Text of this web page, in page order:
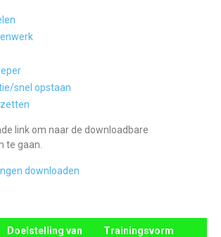
snel opstaan
link om naar de downloadbare
te gaan.
downloaden
Doelstelling van
Trainingsvorm